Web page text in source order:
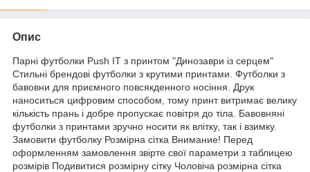
Опис
Парні футболки Push IT з принтом "Динозаври із серцем"
Стильні брендові футболки з крутими принтами. Футболки з
бавовни для приємного повсякденного носіння. Друк
наноситься цифровим способом, тому принт витримає велику
кількість прань і добре пропускає повітря до тіла. Бавовняні
футболки з принтами зручно носити як влітку, так і взимку.
Замовити футболку Розмірна сітка Внимание! Перед
оформленням замовлення звірте свої параметри з таблицею
розмірів Подивитися розмірну сітку Чоловіча розмірна сітка